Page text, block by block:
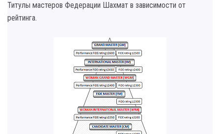
Титулы мастеров Федерации Шахмат в зависимости от
рейтинга.